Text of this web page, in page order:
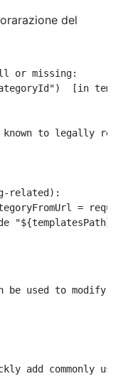
del
or missing:
[in
to legally refer
related):
be used to
add commonly